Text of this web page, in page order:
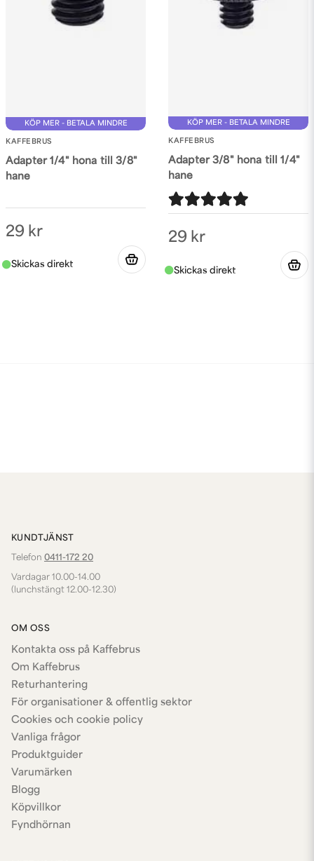
KÖP MER - BETALA MINDRE
KAFFEBRUS
Adapter 1/4" hona till 3/8"
hane
29 kr
KÖP MER - BETALA MINDRE
KAFFEBRUS
Adapter 3/8" hona till 1/4"
hane
29 kr
KUNDTJÄNST
Telefon 0411-172 20
Vardagar 10.00-14.00
(lunchstängt 12.00-12.30)
OM OSS
Kontakta oss på Kaffebrus
Om Kaffebrus
Returhantering
För organisationer & offentlig sektor
Cookies och cookie policy
Vanliga frågor
Produktguider
Varumärken
Blogg
Köpvillkor
Fyndhörnan